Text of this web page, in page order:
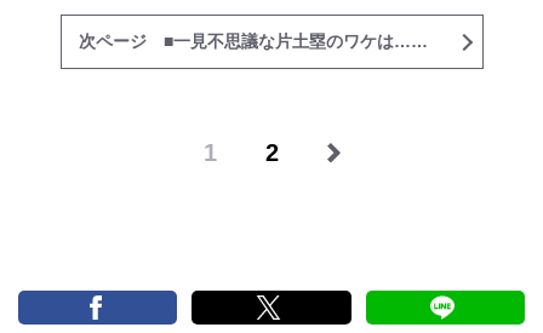
次ページ ■一見不思議な片土塁のワケは……
1 2